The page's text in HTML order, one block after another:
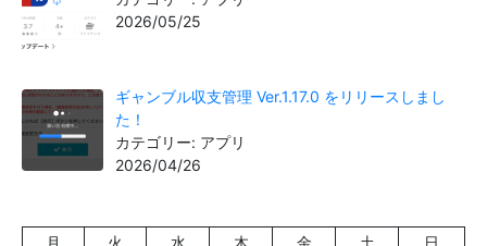
2026/05/25
ギャンブル収支管理 Ver.1.17.0 をリリースしまし
た！
カテゴリー: アプリ
2026/04/26
月 火 水 木 金 土
日